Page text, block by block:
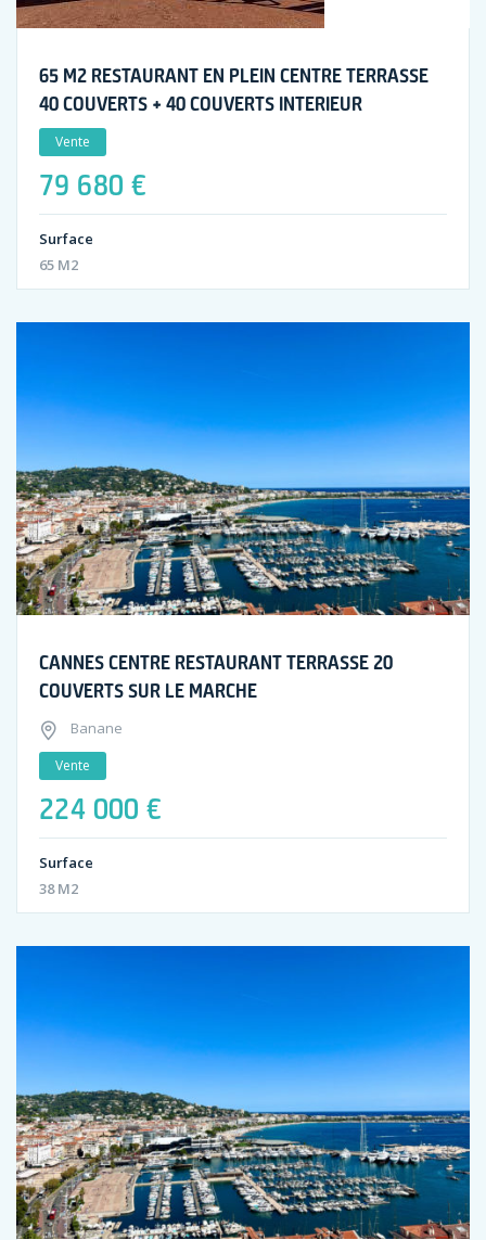
65 M2 RESTAURANT EN PLEIN CENTRE TERRASSE
40 COUVERTS + 40 COUVERTS INTERIEUR
Vente
79 680 €
Surface
65 M2
CANNES CENTRE RESTAURANT TERRASSE 20
COUVERTS SUR LE MARCHE
Banane
Vente
224 000 €
Surface
38 M2